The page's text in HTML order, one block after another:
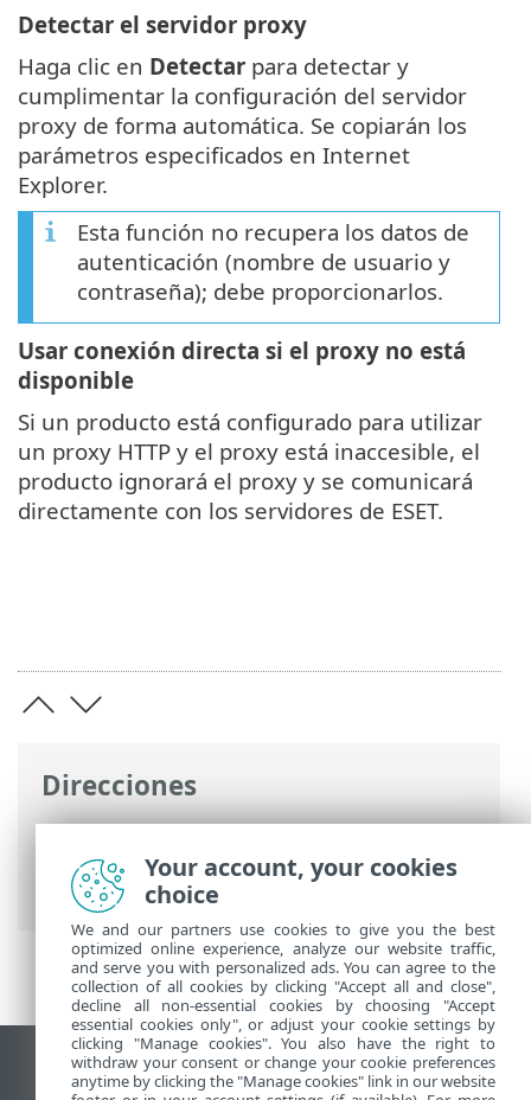
Direcciones
Ayuda en línea de ESET>ESET Server
Security >Configuración avanzada>
Conectividad
Detectar el servidor proxy
Haga clic en Detectar para detectar y
cumplimentar la configuración del servidor
proxy de forma automática. Se copiarán los
parámetros especificados en Internet
Explorer.
Esta función no recupera los datos de
autenticación (nombre de usuario y
contraseña); debe proporcionarlos.
Usar conexión directa si el proxy no está
disponible
Si un producto está configurado para utilizar
un proxy HTTP y el proxy está inaccesible, el
producto ignorará el proxy y se comunicará
directamente con los servidores de ESET.
Ver sitio para ordenador
Your account, your cookies
choice
We and our partners use cookies to give you the best
optimized online experience, analyze our website traffic,
and serve you with personalized ads. You can agree to the
collection of all cookies by clicking "Accept all and close",
decline all non-essential cookies by choosing "Accept
essential cookies only", or adjust your cookie settings by
clicking "Manage cookies". You also have the right to
withdraw your consent or change your cookie preferences
anytime by clicking the "Manage cookies" link in our website